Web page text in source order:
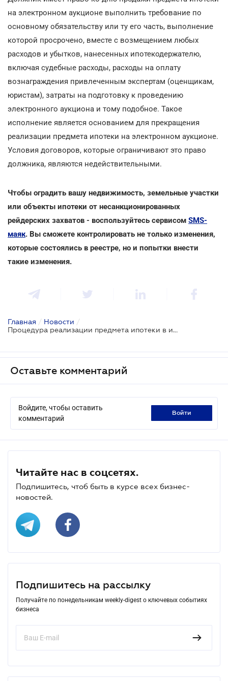
на электронном аукционе выполнить требование по
основному обязательству или ту его часть, выполнение
которой просрочено, вместе с возмещением любых
расходов и убытков, нанесенных ипотекодержателю,
включая судебные расходы, расходы на оплату
вознаграждения привлеченным экспертам (оценщикам,
юристам), затраты на подготовку к проведению
электронного аукциона и тому подобное. Такое
исполнение является основанием для прекращения
реализации предмета ипотеки на электронном аукционе.
Условия договоров, которые ограничивают это право
должника, являются недействительными.
Чтобы оградить вашу недвижимость, земельные участки
или объекты ипотеки от несанкционированных
рейдерских захватов - воспользуйтесь сервисом SMS-
маяк. Вы сможете контролировать не только изменения,
которые состоялись в реестре, но и попытки внести
такие изменения.
Главная / Новости /
Процедура реализации предмета ипотеки в исполнительном производстве изменится: принят Закон
Оставьте комментарий
Войдите, чтобы оставить
комментарий
войти
Читайте нас в соцсетях.
Подпишитесь, чтоб быть в курсе всех бизнес-
новостей.
Подпишитесь на рассылку
Получайте по понедельникам weekly-digest о ключевых событиях
бизнеса